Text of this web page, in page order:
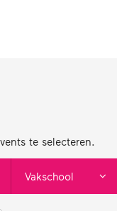
te selecteren.
Vakschool